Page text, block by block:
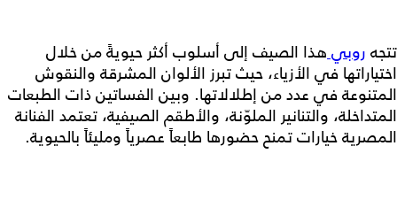
تتجه روبي هذا الصيف إلى أسلوب أكثر حيويةً من خلال
اختياراتها في الأزياء، حيث تبرز الألوان المشرقة والنقوش
المتنوعة في عدد من إطلالاتها. وبين الفساتين ذات الطبعات
المتداخلة، والتنانير الملوّنة، والأطقم الصيفية، تعتمد الفنانة
المصرية خيارات تمنح حضورها طابعاً عصرياً ومليئاً بالحيوية.